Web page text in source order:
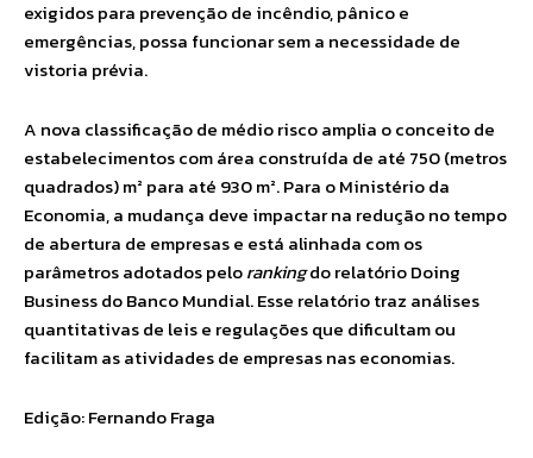
exigidos para prevenção de incêndio, pânico e
emergências, possa funcionar sem a necessidade de
vistoria prévia.
A nova classificação de médio risco amplia o conceito de
estabelecimentos com área construída de até 750 (metros
quadrados) m² para até 930 m². Para o Ministério da
Economia, a mudança deve impactar na redução no tempo
de abertura de empresas e está alinhada com os
parâmetros adotados pelorankingdo relatório Doing
Business do Banco Mundial. Esse relatório traz análises
quantitativas de leis e regulações que dificultam ou
facilitam as atividades de empresas nas economias.
Edição: Fernando Fraga